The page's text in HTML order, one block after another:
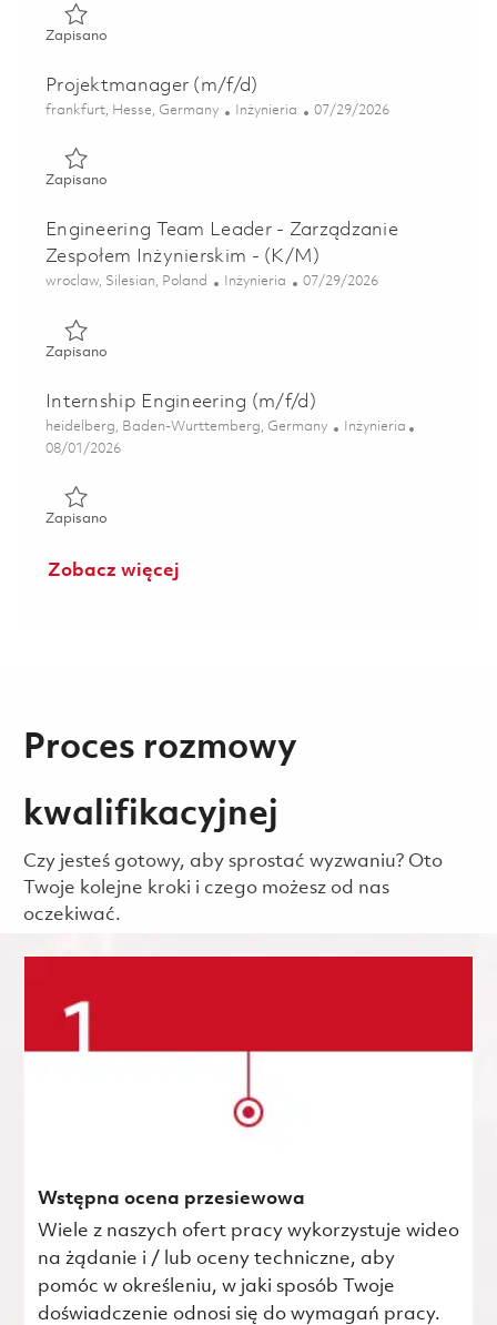
ZapisanoZapisano Inżynier Industrializacji Produktu (Product
Projektmanager (m/f/d)
Lokalizacja
frankfurt, Hesse, Germany Kategoria
Inżynieria Posted Date
07/29/2026
ZapisanoZapisano Projektmanager (m/f/d) 01859246
Engineering Team Leader - Zarządzanie
Zespołem Inżynierskim - (K/M)
Lokalizacja
wroclaw, Silesian, Poland Kategoria
Inżynieria Posted Date
07/29/2026
ZapisanoZapisano Engineering Team Leader - Zarządzanie
Internship Engineering (m/f/d)
Lokalizacja
heidelberg, Baden-Wurttemberg, Germany Kategoria
Inżynieria
Posted Date
08/01/2026
ZapisanoZapisano Internship Engineering (m/f/d) 01863601
Zobacz więcej
Proces rozmowy
kwalifikacyjnej
Czy jesteś gotowy, aby sprostać wyzwaniu? Oto
Twoje kolejne kroki i czego możesz od nas
oczekiwać.
Wstępna ocena przesiewowa
Wiele z naszych ofert pracy wykorzystuje wideo
na żądanie i / lub oceny techniczne, aby
pomóc w określeniu, w jaki sposób Twoje
doświadczenie odnosi się do wymagań pracy.